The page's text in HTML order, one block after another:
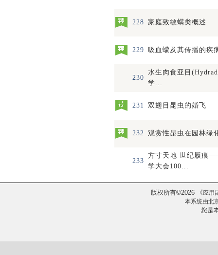
228 家庭致敏螨类概述
229 吸血蠓及其传播的疾
230
水生肉食亚目
学...
231 双翅目昆虫的婚飞
232 观赏性昆虫在园林绿
233
方寸天地 世纪履痕
学大会100...
版权所有©2026 《应用
本系统由北
您是